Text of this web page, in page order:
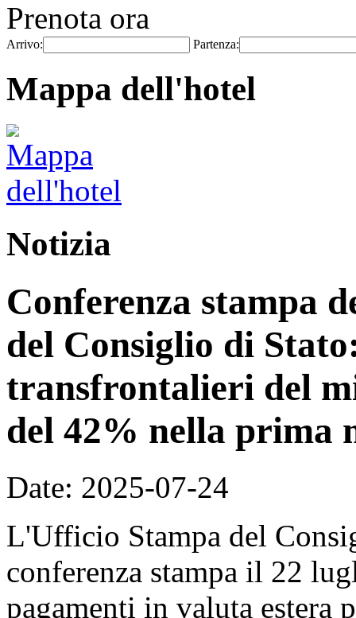
Prenota ora
Arrivo: Partenza:
Mappa dell'hotel
Notizia
Conferenza stampa
del Consiglio di
transfrontalieri del
del 42% nella prima
Date: 2025-07-24
L'Ufficio Stampa del
conferenza stampa il 22
pagamenti in valuta estera